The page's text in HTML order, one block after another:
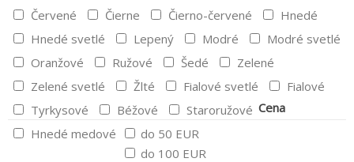
Červené
Čierne Čierno-červené
Hnedé
Hnedé svetlé
Lepený Modré
Modré svetlé
Oranžové
Ružové Šedé
Zelené
Zelené svetlé
Žlté Fialové svetlé
Fialové
Tyrkysové
Béžové
Staroružové
Hnedé medové
Cena
do 50 EUR
do 100 EUR